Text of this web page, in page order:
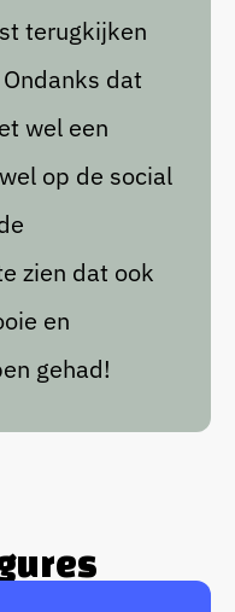
terugkijken
dat
wel een
op de social
zien dat ook
en
gehad!